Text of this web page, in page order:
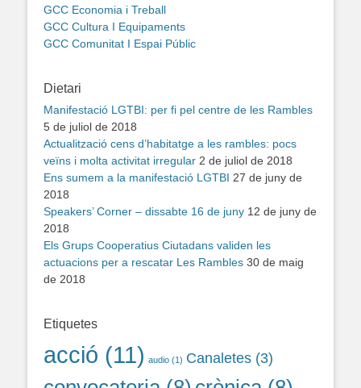
GCC Economia i Treball
GCC Cultura I Equipaments
GCC Comunitat I Espai Públic
Dietari
Manifestació LGTBI: per fi pel centre de les Rambles
5 de juliol de 2018
Actualització cens d’habitatge a les rambles: pocs
veïns i molta activitat irregular 2 de juliol de 2018
Ens sumem a la manifestació LGTBI 27 de juny de
2018
Speakers’ Corner – dissabte 16 de juny 12 de juny de
2018
Els Grups Cooperatius Ciutadans validen les
actuacions per a rescatar Les Rambles 30 de maig
de 2018
Etiquetes
acció (11) audio (1) Canaletes (3)